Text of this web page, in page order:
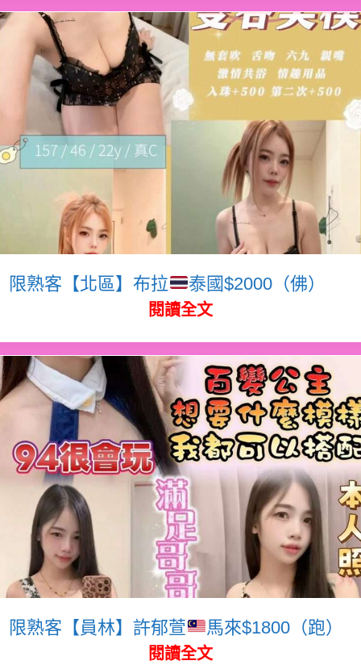
限熟客【北區】布拉 泰國$2000（佛）
閱讀全文
限熟客【員林】許郁萱 馬來$1800（跑）
閱讀全文